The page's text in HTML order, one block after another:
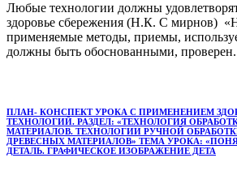
Любые технологии должны
здоровье сбережения (Н.К. С мирнов)
применяемые методы, приемы,
должны быть обоснованными,
ПЛАН- КОНСПЕКТ УРОКА С ПРИМЕНЕНИЕМ
ТЕХНОЛОГИЙ. РАЗДЕЛ: «ТЕХНОЛОГИЯ
МАТЕРИАЛОВ. ТЕХНОЛОГИИ РУЧНОЙ
ДРЕВЕСНЫХ МАТЕРИАЛОВ» ТЕМА УРОКА:
ДЕТАЛЬ. ГРАФИЧЕСКОЕ ИЗОБРАЖЕНИЕ ДЕТА